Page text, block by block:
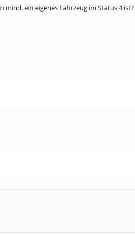
ein eigenes Fahrzeug im Status 4